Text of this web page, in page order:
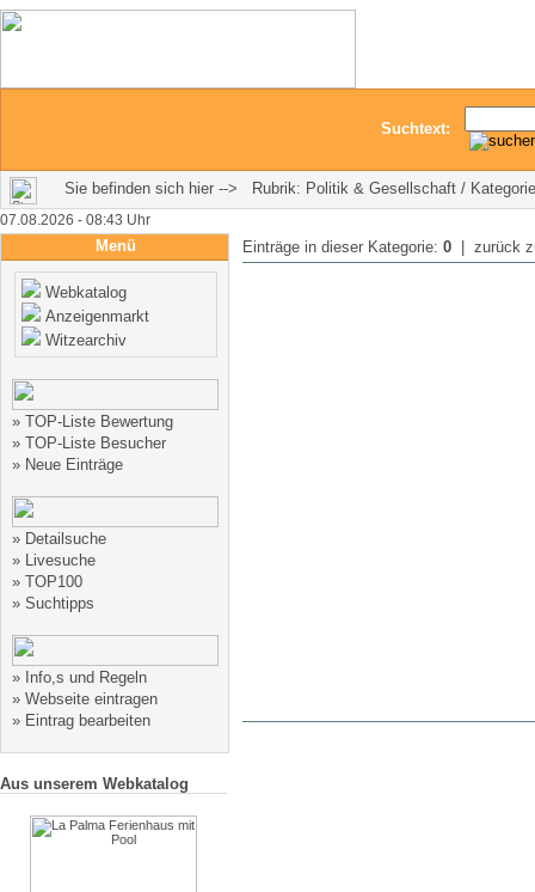
Suchtext:
Sie befinden sich hier --> Rubrik: Politik & Gesellschaft /
07.08.2026 - 08:43 Uhr
Menü
Webkatalog
Anzeigenmarkt
Witzearchiv
» TOP-Liste Bewertung
» TOP-Liste Besucher
» Neue Einträge
» Detailsuche
» Livesuche
» TOP100
» Suchtipps
» Info,s und Regeln
» Webseite eintragen
» Eintrag bearbeiten
Aus unserem Webkatalog
Einträge in dieser Kategorie: 0 | zurück